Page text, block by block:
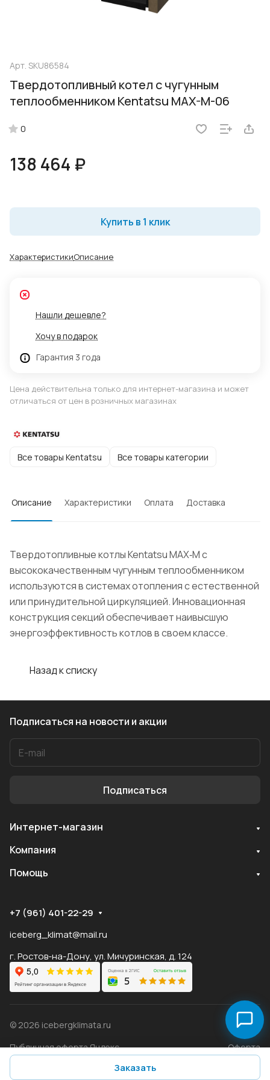
Арт. SKU86584
Твердотопливный котел с чугунным
теплообменником Kentatsu MAX-M-06
0
138 464 ₽
Заказать
Купить в 1 клик
ХарактеристикиОписание
Нашли дешевле?
Хочу в подарок
Гарантия 3 года
Цена действительна только для интернет-магазина и может
отличаться от цен в розничных магазинах
Все товары Kentatsu Все товары категории
Описание Характеристики Оплата Доставка
Твердотопливные котлы Kentatsu MAX‑M с
высококачественным чугунным теплообменником
используются в системах отопления с естественной
или принудительной циркуляцией. Инновационная
конструкция секций обеспечивает наивысшую
энергоэффективность котлов в своем классе.
Назад к списку
Подписаться на новости и акции
Подписаться
Интернет-магазин
Компания
Помощь
+7 (961) 401-22-29
iceberg_klimat@mail.ru
г. Ростов-на-Дону, ул. Мичуринская, д. 124
© 2026 icebergklimata.ru
Публичная оферта Яндекс
Пэй
Оферта